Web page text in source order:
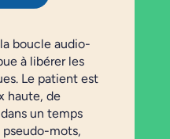
boucle audio-
à libérer les
Le patient est
haute, de
un temps
mots,